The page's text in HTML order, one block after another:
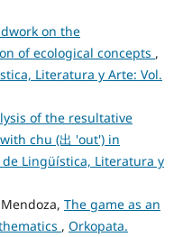
on the
of ecological concepts ,
Literatura y Arte: Vol.
of the resultative
chu (出 'out') in
Lingüística, Literatura y
The game as an
, Orkopata.